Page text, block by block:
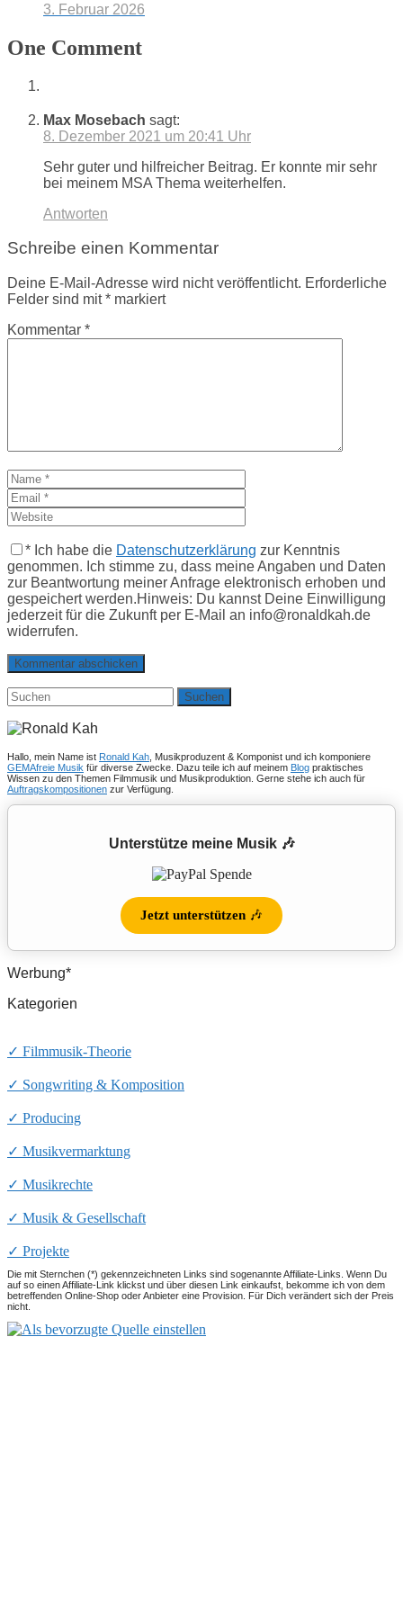
3. Februar 2026
One Comment
Max Mosebach sagt:
8. Dezember 2021 um 20:41 Uhr
Sehr guter und hilfreicher Beitrag. Er konnte mir sehr
bei meinem MSA Thema weiterhelfen.
Antworten
Schreibe einen Kommentar
Deine E-Mail-Adresse wird nicht veröffentlicht. Erforderliche
Felder sind mit* markiert
Kommentar *
* Ich habe die Datenschutzerklärung zur Kenntnis
genommen. Ich stimme zu, dass meine Angaben und Daten
zur Beantwortung meiner Anfrage elektronisch erhoben und
gespeichert werden.Hinweis: Du kannst Deine Einwilligung
jederzeit für die Zukunft per E-Mail an info@ronaldkah.de
widerrufen.
Suchen
nach:
Hallo, mein Name ist Ronald Kah , Musikproduzent & Komponist und ich komponiere
GEMAfreie Musik für diverse Zwecke. Dazu teile ich auf meinem Blog praktisches
Wissen zu den Themen Filmmusik und Musikproduktion. Gerne stehe ich auch für
Auftragskompositionen zur Verfügung.
Unterstütze meine Musik 🎶
Jetzt unterstützen 🎶
Werbung*
Kategorien
✓ Filmmusik-Theorie
✓ Songwriting & Komposition
✓ Producing
✓ Musikvermarktung
✓ Musikrechte
✓ Musik & Gesellschaft
✓ Projekte
Die mit Sternchen (*) gekennzeichneten Links sind sogenannte Affiliate-Links. Wenn Du
auf so einen Affiliate-Link klickst und über diesen Link einkaufst, bekomme ich von dem
betreffenden Online-Shop oder Anbieter eine Provision. Für Dich verändert sich der Preis
nicht.